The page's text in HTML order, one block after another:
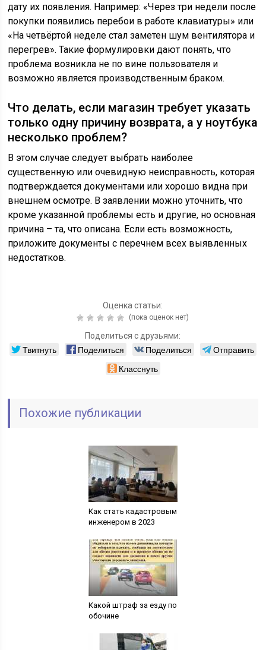
дату их появления. Например: «Через три недели после
покупки появились перебои в работе клавиатуры» или
«На четвёртой неделе стал заметен шум вентилятора и
перегрев». Такие формулировки дают понять, что
проблема возникла не по вине пользователя и
возможно является производственным браком.
Что делать, если магазин требует указать
только одну причину возврата, а у ноутбука
несколько проблем?
В этом случае следует выбрать наиболее
существенную или очевидную неисправность, которая
подтверждается документами или хорошо видна при
внешнем осмотре. В заявлении можно уточнить, что
кроме указанной проблемы есть и другие, но основная
причина – та, что описана. Если есть возможность,
приложите документы с перечнем всех выявленных
недостатков.
Оценка статьи:
(пока оценок нет)
Поделиться с друзьями:
Твитнуть Поделиться Поделиться
Отправить
Класснуть
Похожие публикации
Как стать кадастровым
инженером в 2023
Какой штраф за езду по
обочине